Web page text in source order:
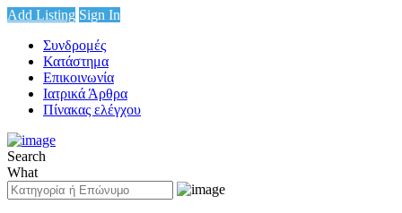
Add Listing Sign In
Συνδρομές
Κατάστημα
Επικοινωνία
Ιατρικά Άρθρα
Πίνακας ελέγχου
Search
What